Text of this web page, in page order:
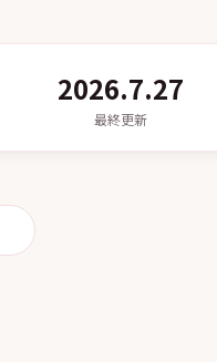
2026.7.27
最終更新